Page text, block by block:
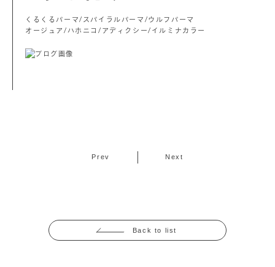
くるくるパーマ/スパイラルパーマ/ウルフパーマ
オージュア/ハホニコ/アディクシー/イルミナカラー
Prev Next
Back to list